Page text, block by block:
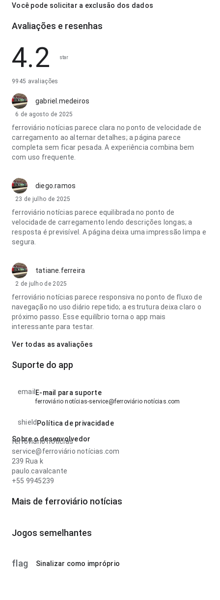
Você pode solicitar a exclusão dos dados
Avaliações e resenhas
4.2 star
9945 avaliações
gabriel.medeiros
6 de agosto de 2025
ferroviário notícias parece clara no ponto de velocidade de
carregamento ao alternar detalhes; a página parece
completa sem ficar pesada. A experiência combina bem
com uso frequente.
diego.ramos
23 de julho de 2025
ferroviário notícias parece equilibrada no ponto de
velocidade de carregamento lendo descrições longas; a
resposta é previsível. A página deixa uma impressão limpa e
segura.
tatiane.ferreira
2 de julho de 2025
ferroviário notícias parece responsiva no ponto de fluxo de
navegação no uso diário repetido; a estrutura deixa claro o
próximo passo. Esse equilíbrio torna o app mais
interessante para testar.
Ver todas as avaliações
Suporte do app
email E-mail para suporte
ferroviário notícias-service@ferroviário notícias.com
shield Política de privacidade
Sobre o desenvolvedor
ferroviário notícias
service@ferroviário notícias.com
239 Rua k
paulo.cavalcante
+55 9945239
Mais de ferroviário notícias
Jogos semelhantes
flag Sinalizar como impróprio